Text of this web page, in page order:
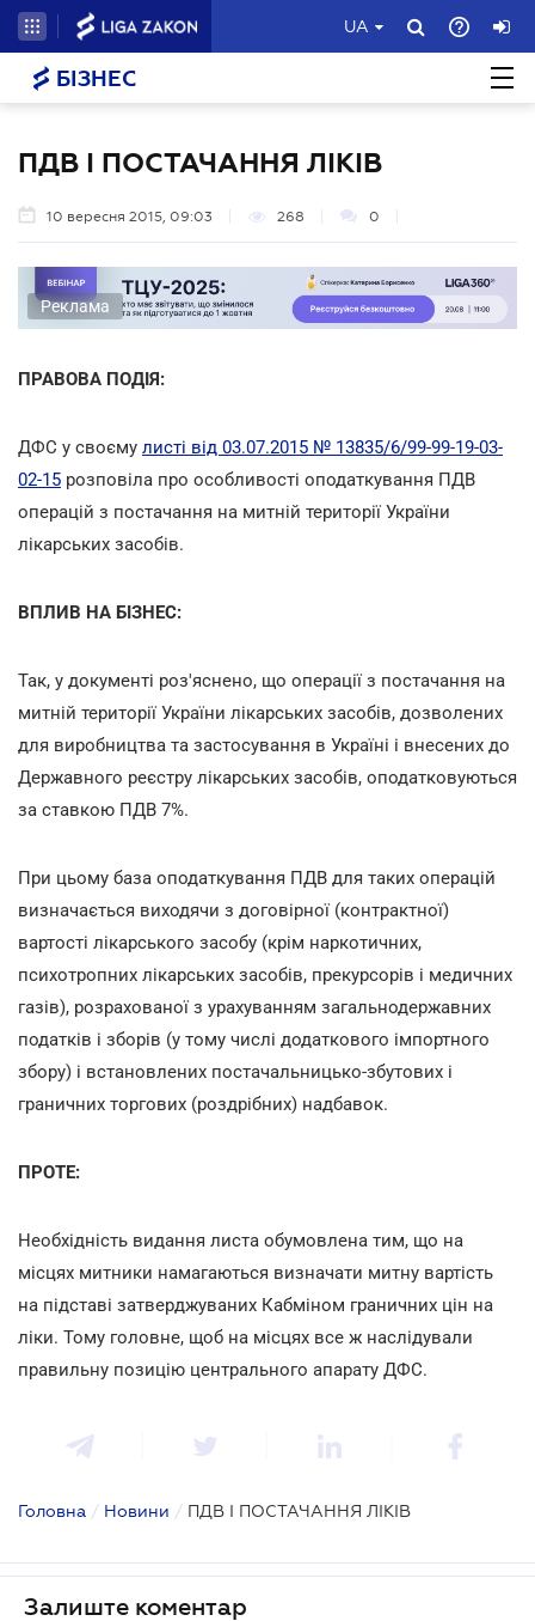
UA
БІЗНЕС
ПДВ І ПОСТАЧАННЯ ЛІКІВ
10 вересня 2015, 09:03 268 0
Реклама
ПРАВОВА ПОДІЯ:
ДФС у своєму листі від 03.07.2015 № 13835/6/99-99-19-03-
02-15 розповіла про особливості оподаткування ПДВ
операцій з постачання на митній території України
лікарських засобів.
ВПЛИВ НА БІЗНЕС:
Так, у документі роз'яснено, що операції з постачання на
митній території України лікарських засобів, дозволених
для виробництва та застосування в Україні і внесених до
Державного реєстру лікарських засобів, оподатковуються
за ставкою ПДВ 7%.
При цьому база оподаткування ПДВ для таких операцій
визначається виходячи з договірної (контрактної)
вартості лікарського засобу (крім наркотичних,
психотропних лікарських засобів, прекурсорів і медичних
газів), розрахованої з урахуванням загальнодержавних
податків і зборів (у тому числі додаткового імпортного
збору) і встановлених постачальницько-збутових і
граничних торгових (роздрібних) надбавок.
ПРОТЕ:
Необхідність видання листа обумовлена тим, що на
місцях митники намагаються визначати митну вартість
на підставі затверджуваних Кабміном граничних цін на
ліки. Тому головне, щоб на місцях все ж наслідували
правильну позицію центрального апарату ДФС.
Головна / Новини / ПДВ І ПОСТАЧАННЯ ЛІКІВ
Залиште коментар